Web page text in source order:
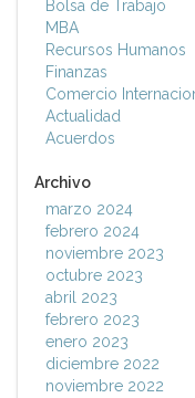
Bolsa de Trabajo
MBA
Recursos Humanos
Finanzas
Comercio
Actualidad
Acuerdos
Archivo
marzo 2024
febrero 2024
noviembre 2023
octubre 2023
abril 2023
febrero 2023
enero 2023
diciembre 2022
noviembre 2022